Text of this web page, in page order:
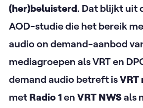
(her)beluisterd. Dat blijkt uit
AOD-studie die het bereik
audio on demand-aanbod
mediagroepen als VRT en
demand audio betreft is
met Radio 1en VRT NWSals